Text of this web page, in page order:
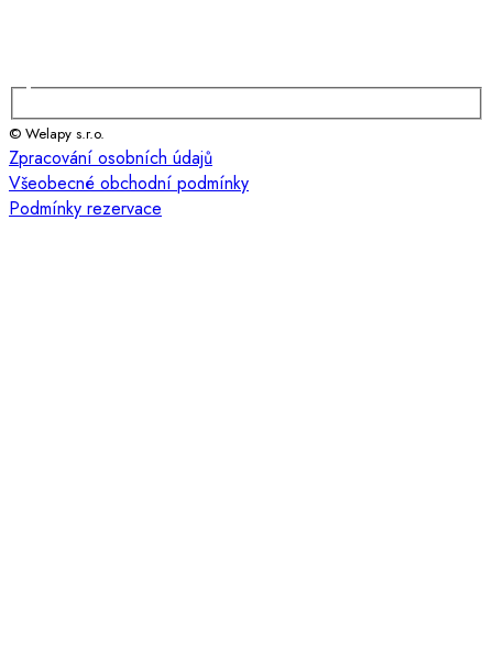
© Welapy s.r.o.
Zpracování osobních údajů
Všeobecné obchodní podmínky
Podmínky rezervace